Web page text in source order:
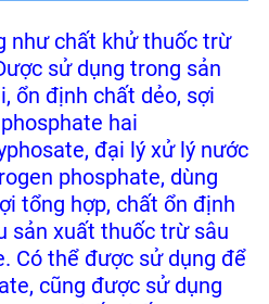
như chất khử thuốc trừ
sử dụng trong sản
ổn định chất dẻo, sợi
hai
đại lý xử lý nước
phosphate, dùng
tổng hợp, chất ổn định
sản xuất thuốc trừ sâu
Có thể được sử dụng để
cũng được sử dụng